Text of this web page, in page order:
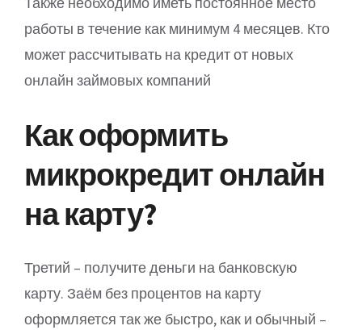
работы в течение как минимум 4 месяцев. Кто
может рассчитывать на кредит от новых
онлайн займовых компаний
Как оформить
микрокредит онлайн
на карту?
Третий – получите деньги на банковскую
карту. Заём без процентов на карту
оформляется так же быстро, как и обычный –